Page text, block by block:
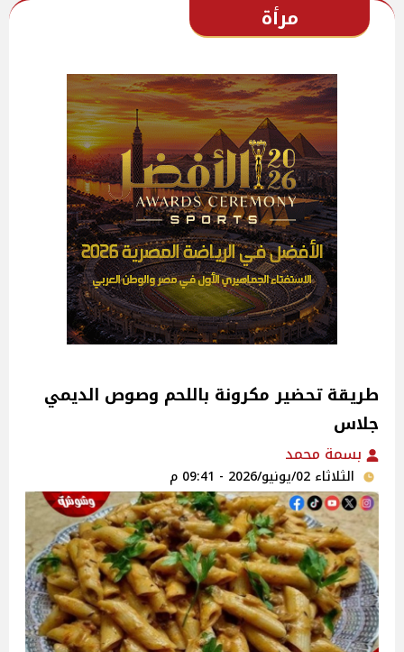
مرأة
طريقة تحضير مكرونة باللحم وصوص الديمي
جلاس
بسمة محمد
الثلاثاء 02/يونيو/2026 - 09:41 م